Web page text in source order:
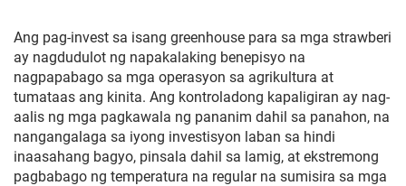
Ang pag-invest sa isang greenhouse para sa mga strawberi
ay nagdudulot ng napakalaking benepisyo na
nagpapabago sa mga operasyon sa agrikultura at
tumataas ang kinita. Ang kontroladong kapaligiran ay nag-
aalis ng mga pagkawala ng pananim dahil sa panahon, na
nangangalaga sa iyong investisyon laban sa hindi
inaasahang bagyo, pinsala dahil sa lamig, at ekstremong
pagbabago ng temperatura na regular na sumisira sa mga